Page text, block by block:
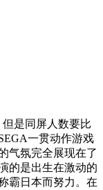
是同屏人数要比
一贯动作游戏
气氛完全展现在了
的是出生在激动的
霸日本而努力。在